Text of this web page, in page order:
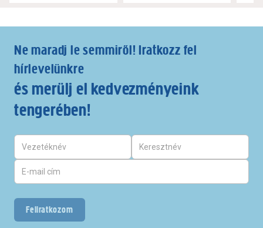
Ne maradj le semmiről! Iratkozz fel
hírlevelünkre
és merülj el kedvezményeink
tengerében!
Feliratkozom